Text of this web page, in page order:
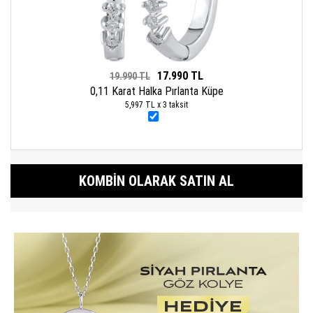
19.990 TL
17.990 TL
0,11 Karat Halka Pırlanta Küpe
5,997 TL x 3 taksit
KOMBIN OLARAK SATIN AL